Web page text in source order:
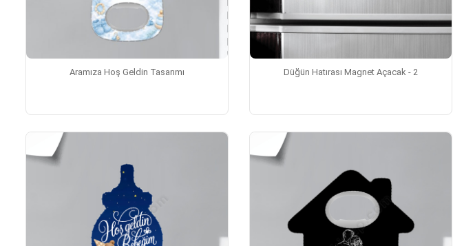
Aramıza Hoş Geldin Tasarımı Düğün Hatırası Magnet Açacak - 2